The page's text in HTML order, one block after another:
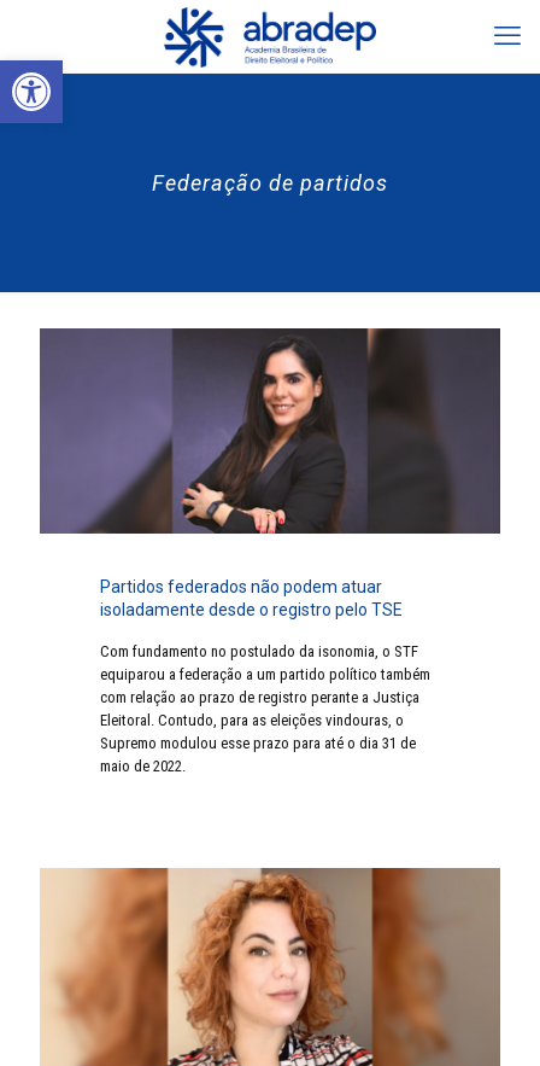
Abrir a barra de ferramentas
Federação de partidos
Partidos federados não podem atuar
isoladamente desde o registro pelo TSE
Com fundamento no postulado da isonomia, o STF
equiparou a federação a um partido político também
com relação ao prazo de registro perante a Justiça
Eleitoral. Contudo, para as eleições vindouras, o
Supremo modulou esse prazo para até o dia 31 de
maio de 2022.